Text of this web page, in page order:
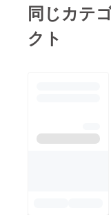
同じカテ
クト